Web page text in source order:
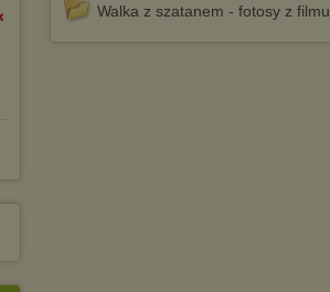
Walka z szatanem - fotosy z filmu